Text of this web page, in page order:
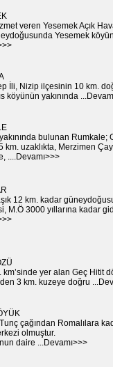
veren Yesemek Açık
Yesemek
İli, Nizip ilçesinin 10 km.
köyünün yakınında
bulunan Rumkale;
uzaklıkta, Merzimen
....Devamı>>>
12 km. kadar
M.Ö 3000 yıllarına kadar
yer alan Geç Hitit
3 km. kuzeye doğru
çağından Romalılara
olmuştur.
daire ...Devamı>>>